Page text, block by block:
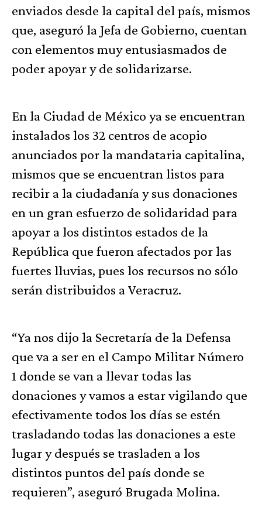
enviados desde la capital del país, mismos
que, aseguró la Jefa de Gobierno, cuentan
con elementos muy entusiasmados de
poder apoyar y de solidarizarse.
En la Ciudad de México ya se encuentran
instalados los 32 centros de acopio
anunciados por la mandataria capitalina,
mismos que se encuentran listos para
recibir a la ciudadanía y sus donaciones
en un gran esfuerzo de solidaridad para
apoyar a los distintos estados de la
República que fueron afectados por las
fuertes lluvias, pues los recursos no sólo
serán distribuidos a Veracruz.
“Ya nos dijo la Secretaría de la Defensa
que va a ser en el Campo Militar Número
1 donde se van a llevar todas las
donaciones y vamos a estar vigilando que
efectivamente todos los días se estén
trasladando todas las donaciones a este
lugar y después se trasladen a los
distintos puntos del país donde se
requieren”, aseguró Brugada Molina.